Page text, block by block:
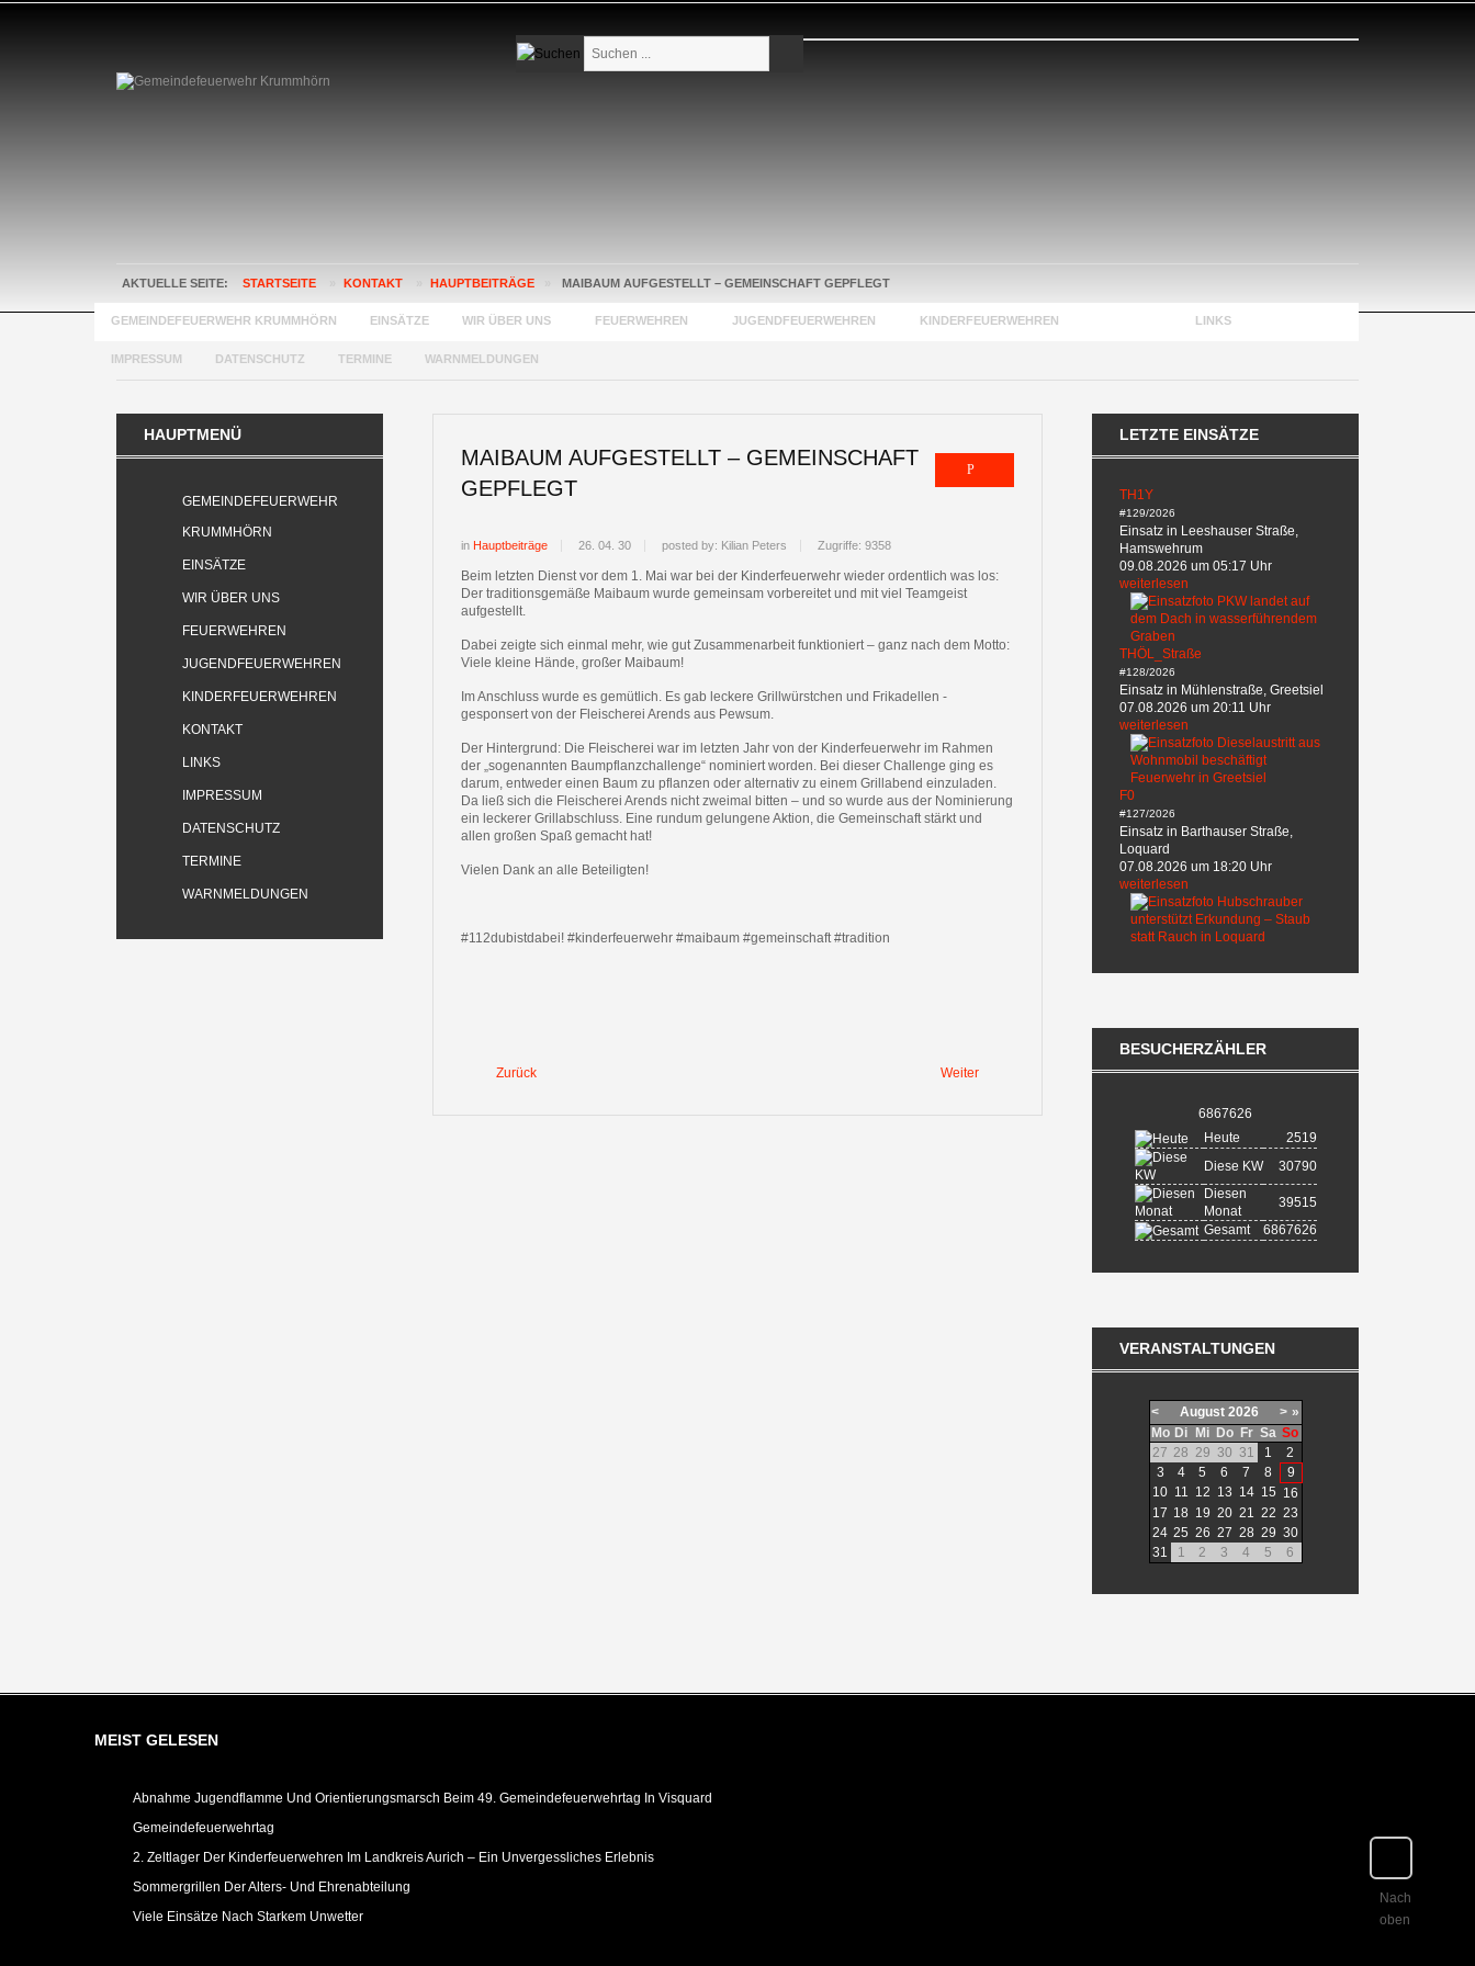
Suchen
...
AKTUELLE SEITE: STARTSEITE KONTAKT HAUPTBEITRÄGE MAIBAUM AUFGESTELLT – GEMEINSCHAFT GEPFLEGT
GEMEINDEFEUERWEHR KRUMMHÖRN EINSÄTZE WIR ÜBER UNS FEUERWEHREN JUGENDFEUERWEHREN KINDERFEUERWEHREN LINKS
IMPRESSUM DATENSCHUTZ TERMINE WARNMELDUNGEN
HAUPTMENÜ
GEMEINDEFEUERWEHR
KRUMMHÖRN
EINSÄTZE
WIR ÜBER UNS
FEUERWEHREN
JUGENDFEUERWEHREN
KINDERFEUERWEHREN
KONTAKT
LINKS
IMPRESSUM
DATENSCHUTZ
TERMINE
WARNMELDUNGEN
MAIBAUM AUFGESTELLT – GEMEINSCHAFT
GEPFLEGT
in Hauptbeiträge 26. 04. 30 posted by: Kilian Peters Zugriffe: 9358
Beim letzten Dienst vor dem 1. Mai war bei der Kinderfeuerwehr wieder ordentlich was los:
Der traditionsgemäße Maibaum wurde gemeinsam vorbereitet und mit viel Teamgeist
aufgestellt.
Dabei zeigte sich einmal mehr, wie gut Zusammenarbeit funktioniert – ganz nach dem Motto:
Viele kleine Hände, großer Maibaum!
Im Anschluss wurde es gemütlich. Es gab leckere Grillwürstchen und Frikadellen -
gesponsert von der Fleischerei Arends aus Pewsum.
Der Hintergrund: Die Fleischerei war im letzten Jahr von der Kinderfeuerwehr im Rahmen
der „sogenannten Baumpflanzchallenge“ nominiert worden. Bei dieser Challenge ging es
darum, entweder einen Baum zu pflanzen oder alternativ zu einem Grillabend einzuladen.
Da ließ sich die Fleischerei Arends nicht zweimal bitten – und so wurde aus der Nominierung
ein leckerer Grillabschluss. Eine rundum gelungene Aktion, die Gemeinschaft stärkt und
allen großen Spaß gemacht hat!
Vielen Dank an alle Beteiligten!
#112dubistdabei! #kinderfeuerwehr #maibaum #gemeinschaft #tradition
Zurück Weiter
LETZTE EINSÄTZE
TH1Y
#129/2026
Einsatz in Leeshauser Straße,
Hamswehrum
09.08.2026 um 05:17 Uhr
weiterlesen
THÖL_Straße
#128/2026
Einsatz in Mühlenstraße, Greetsiel
07.08.2026 um 20:11 Uhr
weiterlesen
F0
#127/2026
Einsatz in Barthauser Straße,
Loquard
07.08.2026 um 18:20 Uhr
weiterlesen
BESUCHERZÄHLER
6867626
Heute
2519
Diese KW
30790
Diesen
Monat
39515
Gesamt
6867626
VERANSTALTUNGEN
< August 2026 > »
Mo Di Mi Do Fr Sa So
27 28 29 30 31 1
2
3
4 5 6 7 8
9
10 11 12 13 14 15 16
17 18 19 20 21 22 23
24 25 26 27 28 29 30
31
1 2 3 4 5 6
MEIST GELESEN
Abnahme Jugendflamme Und Orientierungsmarsch Beim 49. Gemeindefeuerwehrtag In Visquard
Gemeindefeuerwehrtag
2. Zeltlager Der Kinderfeuerwehren Im Landkreis Aurich – Ein Unvergessliches Erlebnis
Sommergrillen Der Alters- Und Ehrenabteilung
Viele Einsätze Nach Starkem Unwetter
Nach
oben